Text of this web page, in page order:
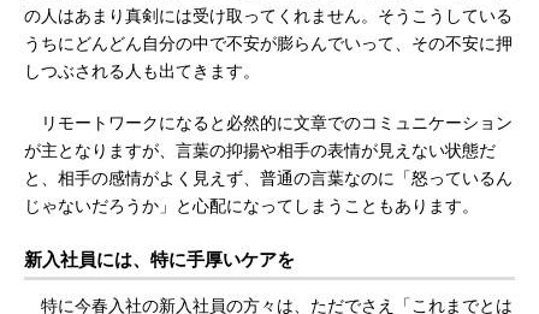
の人はあまり真剣には受け取ってくれません。そうこうしている
うちにどんどん自分の中で不安が膨らんでいって、その不安に押
しつぶされる人も出てきます。
リモートワークになると必然的に文章でのコミュニケーション
が主となりますが、言葉の抑揚や相手の表情が見えない状態だ
と、相手の感情がよく見えず、普通の言葉なのに「怒っているん
じゃないだろうか」と心配になってしまうこともあります。
新入社員には、特に手厚いケアを
特に今春入社の新入社員の方々は、ただでさえ「これまでとは